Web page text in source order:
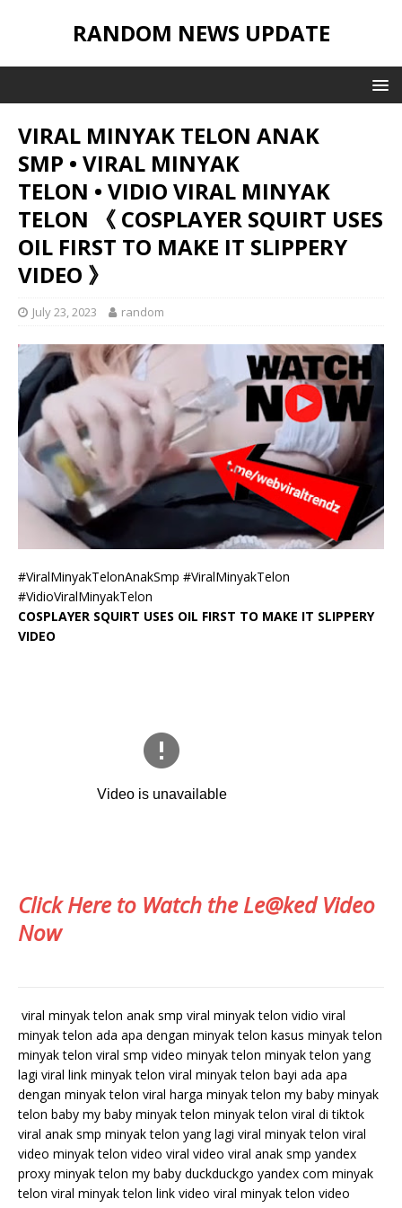
RANDOM NEWS UPDATE
VIRAL MINYAK TELON ANAK
SMP • VIRAL MINYAK
TELON • VIDIO VIRAL MINYAK
TELON 《 COSPLAYER SQUIRT USES
OIL FIRST TO MAKE IT SLIPPERY
VIDEO 》
July 23, 2023 random
#ViralMinyakTelonAnakSmp #ViralMinyakTelon
#VidioViralMinyakTelon
COSPLAYER SQUIRT USES OIL FIRST TO MAKE IT SLIPPERY
VIDEO
Click Here to Watch the Le@ked Video
Now
viral minyak telon anak smp viral minyak telon vidio viral
minyak telon ada apa dengan minyak telon kasus minyak telon
minyak telon viral smp video minyak telon minyak telon yang
lagi viral link minyak telon viral minyak telon bayi ada apa
dengan minyak telon viral harga minyak telon my baby minyak
telon baby my baby minyak telon minyak telon viral di tiktok
viral anak smp minyak telon yang lagi viral minyak telon viral
video minyak telon video viral video viral anak smp yandex
proxy minyak telon my baby duckduckgo yandex com minyak
telon viral minyak telon link video viral minyak telon video